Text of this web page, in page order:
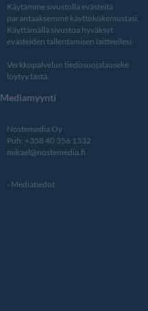
Käytämme sivustolla evästeitä
parantaaksemme käyttökokemustasi.
Käyttämällä sivustoa hyväksyt
evästeiden tallentamisen laitteellesi.
Verkkopalvelun tiedosuojalauseke
löytyy tästä
Mediamyynti
Nostemedia Oy
Puh. +358 40 356 1332
mikael@nostemedia.fi
Mediatiedot